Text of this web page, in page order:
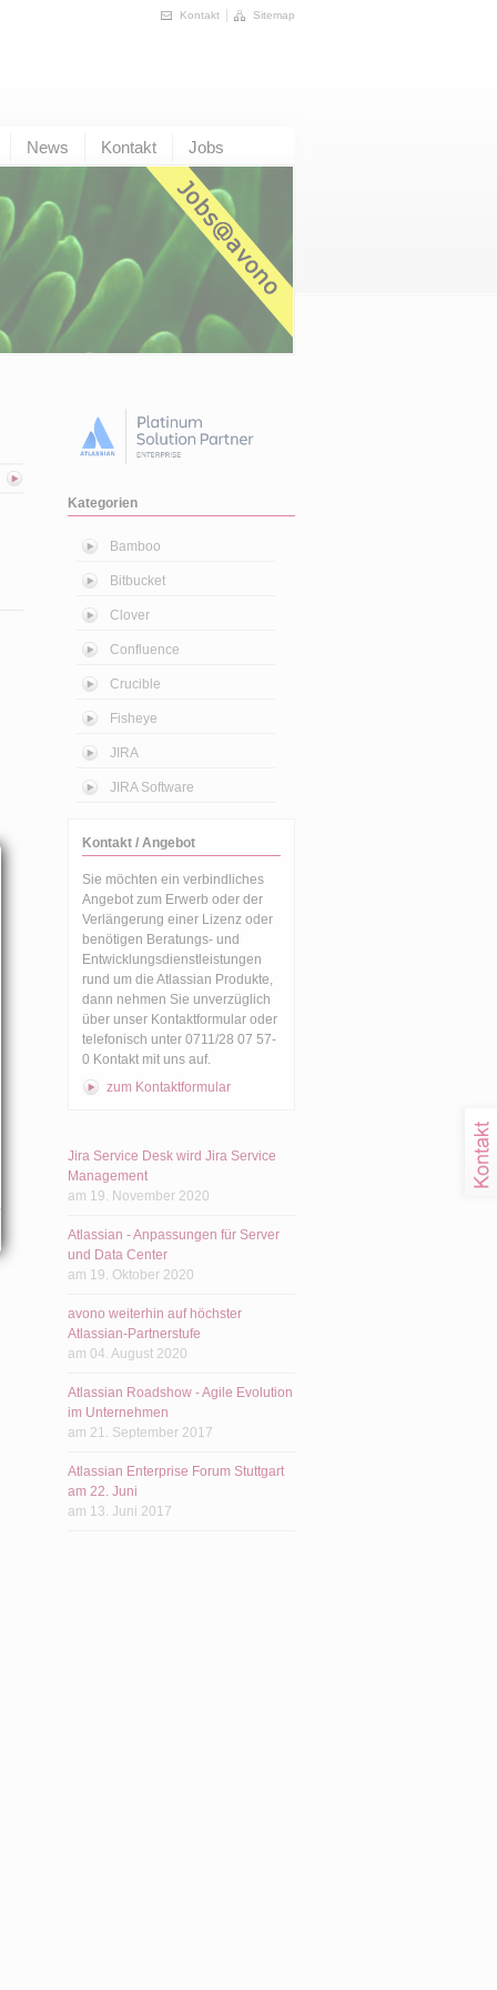
Kontakt Sitemap
News Kontakt Jobs
Kategorien
Bamboo
Bitbucket
Clover
Confluence
Crucible
Fisheye
JIRA
JIRA Software
Kontakt / Angebot
Sie möchten ein verbindliches
Angebot zum Erwerb oder der
Verlängerung einer Lizenz oder
benötigen Beratungs- und
Entwicklungsdienstleistungen
rund um die Atlassian Produkte,
dann nehmen Sie unverzüglich
über unser Kontaktformular oder
telefonisch unter 0711/28 07 57-
0 Kontakt mit uns auf.
zum Kontaktformular
Jira Service Desk wird Jira Service
Management
am 19. November 2020
Atlassian - Anpassungen für Server
und Data Center
am 19. Oktober 2020
avono weiterhin auf höchster
Atlassian-Partnerstufe
am 04. August 2020
Atlassian Roadshow - Agile Evolution
im Unternehmen
am 21. September 2017
Atlassian Enterprise Forum Stuttgart
am 22. Juni
am 13. Juni 2017